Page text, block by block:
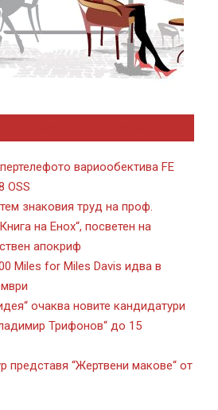
вариообектива FE
OSS
знаковия труд на проф.
на Енох“, посветен на
апокриф
Miles for Miles Davis идва в
очаква новите кандидатури
Трифонов“ до 15
представя “Жертвени макове“ от